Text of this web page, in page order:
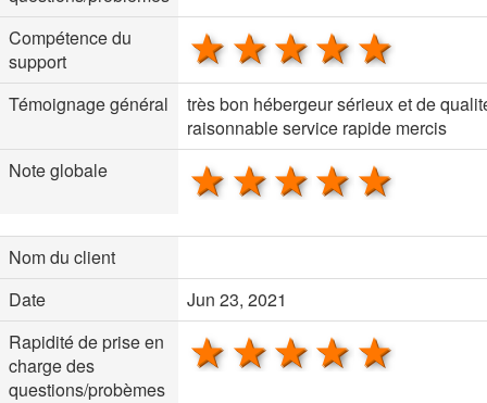
Compétence du
support
4 stars
3 stars
2 stars
1 star
Témoignage général
très bon hébergeur sérieux et de
raisonnable service rapide mercis
Note globale
4 stars
3 stars
2 stars
1 star
Nom du client
Date
Jun 23, 2021
Rapidité de prise en
charge des
questions/probèmes
4 stars
3 stars
2 stars
1 star